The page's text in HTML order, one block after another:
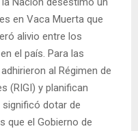
en Vaca Muerta que
alivio entre los
el país. Para las
al Régimen de
(RIGI) y planifican
dotar de
que el Gobierno de